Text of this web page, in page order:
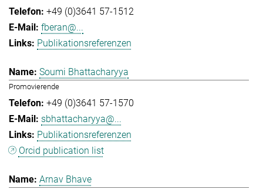
+49 (0)3641 57-1512
fberan@...
Publikationsreferenzen
Soumi Bhattacharyya
Promovierende
+49 (0)3641 57-1570
sbhattacharyya@...
Publikationsreferenzen
Orcid publication list
Arnav Bhave